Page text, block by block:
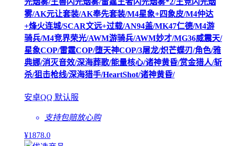
光烟雾/王兽闪光烟雾/雷霆王者闪光烟雾*2/王竞闪光烟
雾/AK元让套装/AK奉先套装/M4星象+四象皮/M4仲达
+烽火连城/SCAR文远+过载/AN94盖/MK47仁德/M4游
骑兵/M4竞界荣光/AWM游骑兵/AWM妙才/MG36威震天/
星象COP/雷霆COP/堕天神COP/3屠龙/炽芒蝶刃/角色/雅
典娜/消灭音效/深海葬歌/能量核心/诸神黄昏/赏金猎人/斩
杀/狙击枪线/深海猎手/HeartShot/诸神黄昏/
安卓QQ 默认服
支持包赔放心购
¥1878.0